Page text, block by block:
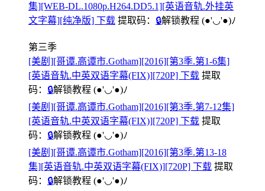
集][WEB-DL.1080p.H264.DD5.1][英语音轨.外挂英
文字幕][纯净版] 下载 提取码： 🔒解锁教程 (●'◡'●)ﾉ
第三季
[美剧][哥谭.高谭市.Gotham][2016][第3季.第1-6集]
[英语音轨.中英双语字幕(FIX)][720P] 下载 提取
码： 🔒解锁教程 (●'◡'●)ﾉ
[美剧][哥谭.高谭市.Gotham][2016][第3季.第7-12集]
[英语音轨.中英双语字幕(FIX)][720P] 下载 提取
码： 🔒解锁教程 (●'◡'●)ﾉ
[美剧][哥谭.高谭市.Gotham][2016][第3季.第13-18
集][英语音轨.中英双语字幕(FIX)][720P] 下载 提取
码： 🔒解锁教程 (●'◡'●)ﾉ